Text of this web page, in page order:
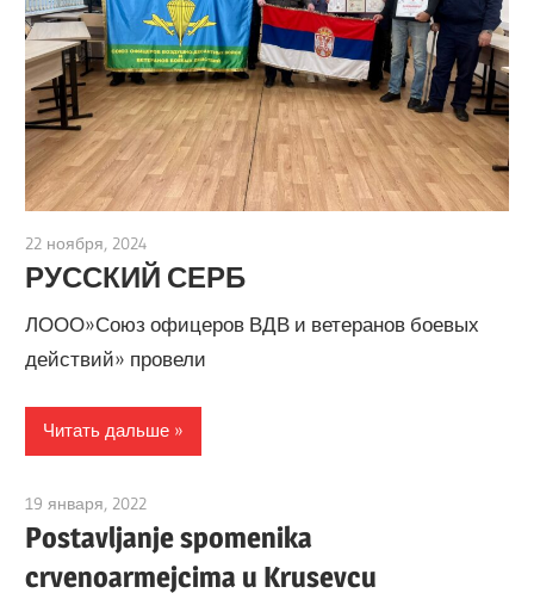
22 ноября, 2024
РУССКИЙ СЕРБ
ЛООО»Союз офицеров ВДВ и ветеранов боевых
действий» провели
Читать дальше
19 января, 2022
Postavljanje spomenika
crvenoarmejcima u Krusevcu